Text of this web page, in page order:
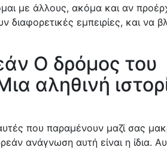
με άλλους, ακόμα και αν
εμπειρίες, και να
Ο δρόμος του
αληθινή
που παραμένουν μαζί σας
ανάγνωση αυτή είναι η ίδια.